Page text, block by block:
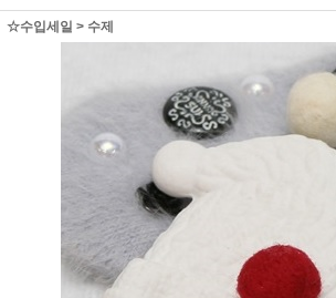
☆수입세일 > 수제